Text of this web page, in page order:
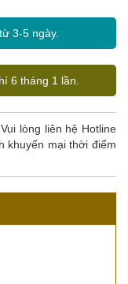
3-5 ngày.
6 tháng 1 lần.
lòng liên hệ Hotline
khuyến mại thời điểm